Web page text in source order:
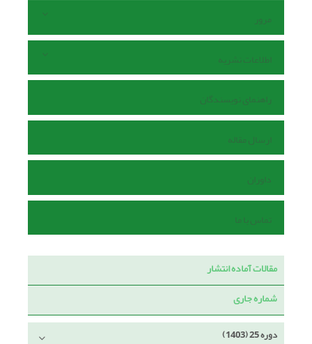
مرور
اطلاعات نشریه
راهنمای نویسندگان
ارسال مقاله
داوران
تماس با ما
مقالات آماده انتشار
شماره جاری
دوره 25 (1403)